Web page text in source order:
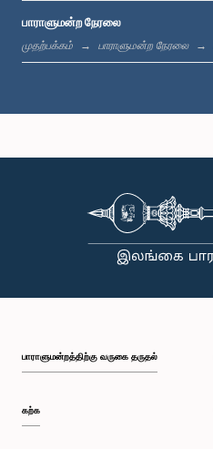
மு.ப. 11:37 - மு.ப. 11:45
மு.ப. 11:57 - பி.ப. 12:09
பி.ப. 12:09 - பி.ப. 12:18
பாராளுமன்ற நேரலை
முதற்பக்கம் பாராளுமன்ற நேரலை
பாராளுமன்றத்திற்கு வருகை தருதல்
கற்க